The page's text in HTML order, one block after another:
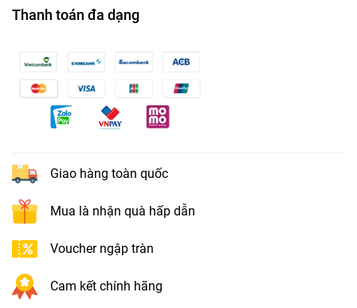
Thanh toán đa dạng
Giao hàng toàn quốc
Mua là nhận quà hấp dẫn
Voucher ngập tràn
Cam kết chính hãng